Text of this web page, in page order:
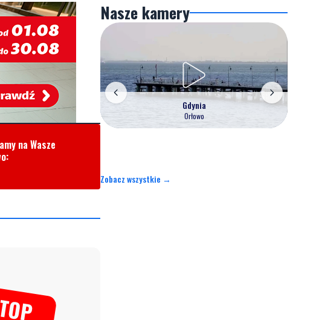
na Wasze
Nasze kamery
Gdynia
Orłowo
Zobacz wszystkie →